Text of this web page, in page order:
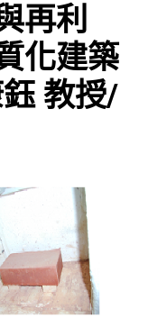
再利
化建築
教授/